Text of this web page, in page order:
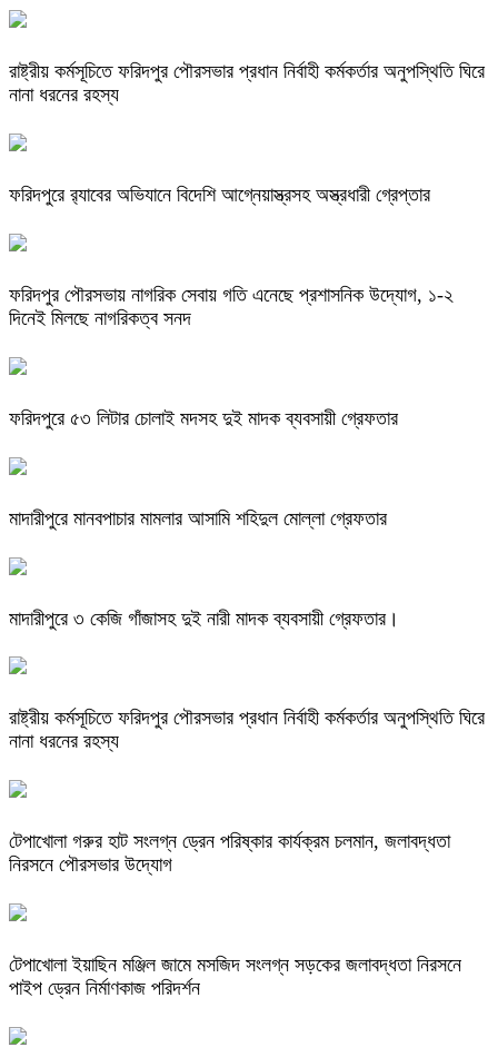
রাষ্ট্রীয় কর্মসূচিতে ফরিদপুর পৌরসভার প্রধান নির্বাহী কর্মকর্তার অনুপস্থিতি ঘিরে
নানা ধরনের রহস্য
ফরিদপুরে র‌্যাবের অভিযানে বিদেশি আগ্নেয়াস্ত্রসহ অস্ত্রধারী গ্রেপ্তার
ফরিদপুর পৌরসভায় নাগরিক সেবায় গতি এনেছে প্রশাসনিক উদ্যোগ, ১-২
দিনেই মিলছে নাগরিকত্ব সনদ
ফরিদপুরে ৫৩ লিটার চোলাই মদসহ দুই মাদক ব্যবসায়ী গ্রেফতার
মাদারীপুরে মানবপাচার মামলার আসামি শহিদুল মোল্লা গ্রেফতার
মাদারীপুরে ৩ কেজি গাঁজাসহ দুই নারী মাদক ব্যবসায়ী গ্রেফতার।
রাষ্ট্রীয় কর্মসূচিতে ফরিদপুর পৌরসভার প্রধান নির্বাহী কর্মকর্তার অনুপস্থিতি ঘিরে
নানা ধরনের রহস্য
টেপাখোলা গরুর হাট সংলগ্ন ড্রেন পরিষ্কার কার্যক্রম চলমান, জলাবদ্ধতা
নিরসনে পৌরসভার উদ্যোগ
টেপাখোলা ইয়াছিন মঞ্জিল জামে মসজিদ সংলগ্ন সড়কের জলাবদ্ধতা নিরসনে
পাইপ ড্রেন নির্মাণকাজ পরিদর্শন